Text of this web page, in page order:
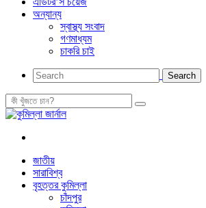
অন্যান্য
স্বাস্থ্য সংবাদ
গণমাধ্যম
চাকরি চাই
জাতীয়
সারাবিশ্ব
বৃহত্তর কুমিল্লা
চাঁদপুর